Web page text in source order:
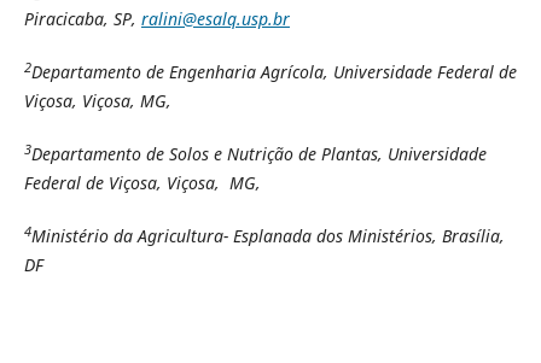
Piracicaba, SP, ralini@esalq.usp.br
2Departamento de Engenharia Agrícola, Universidade Federal de
Viçosa, Viçosa, MG,
3Departamento de Solos e Nutrição de Plantas, Universidade
Federal de Viçosa, Viçosa, MG,
4Ministério da Agricultura- Esplanada dos Ministérios, Brasília,
DF